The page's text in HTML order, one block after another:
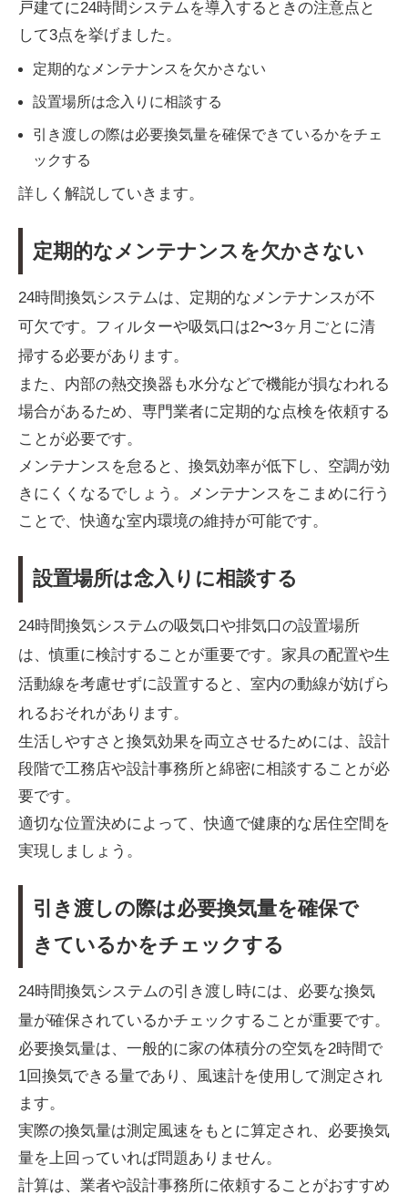
戸建てに24時間システムを導入するときの注意点と
して3点を挙げました。
定期的なメンテナンスを欠かさない
設置場所は念入りに相談する
引き渡しの際は必要換気量を確保できているかをチェ
ックする
詳しく解説していきます。
定期的なメンテナンスを欠かさない
24時間換気システムは、定期的なメンテナンスが不
可欠です。フィルターや吸気口は2〜3ヶ月ごとに清
掃する必要があります。
また、内部の熱交換器も水分などで機能が損なわれる
場合があるため、専門業者に定期的な点検を依頼する
ことが必要です。
メンテナンスを怠ると、換気効率が低下し、空調が効
きにくくなるでしょう。メンテナンスをこまめに行う
ことで、快適な室内環境の維持が可能です。
設置場所は念入りに相談する
24時間換気システムの吸気口や排気口の設置場所
は、慎重に検討することが重要です。家具の配置や生
活動線を考慮せずに設置すると、室内の動線が妨げら
れるおそれがあります。
生活しやすさと換気効果を両立させるためには、設計
段階で工務店や設計事務所と綿密に相談することが必
要です。
適切な位置決めによって、快適で健康的な居住空間を
実現しましょう。
引き渡しの際は必要換気量を確保で
きているかをチェックする
24時間換気システムの引き渡し時には、必要な換気
量が確保されているかチェックすることが重要です。
必要換気量は、一般的に家の体積分の空気を2時間で
1回換気できる量であり、風速計を使用して測定され
ます。
実際の換気量は測定風速をもとに算定され、必要換気
量を上回っていれば問題ありません。
計算は、業者や設計事務所に依頼することがおすすめ